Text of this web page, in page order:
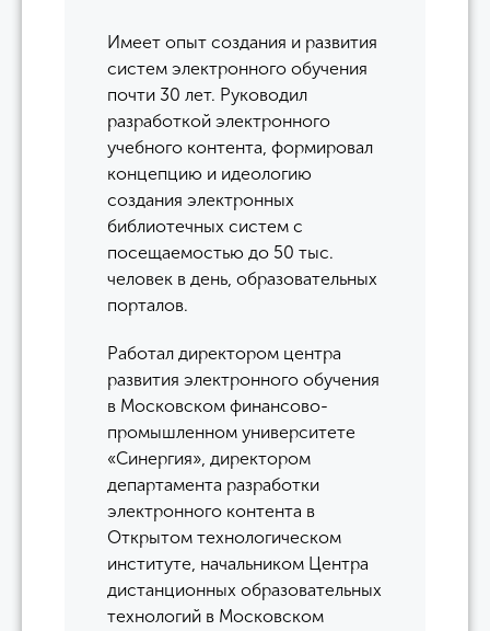
Имеет опыт создания и развития
систем электронного обучения
почти 30 лет. Руководил
разработкой электронного
учебного контента, формировал
концепцию и идеологию
создания электронных
библиотечных систем с
посещаемостью до 50 тыс.
человек в день, образовательных
порталов.
Работал директором центра
развития электронного обучения
в Московском финансово-
промышленном университете
«Синергия», директором
департамента разработки
электронного контента в
Открытом технологическом
институте, начальником Центра
дистанционных образовательных
технологий в Московском